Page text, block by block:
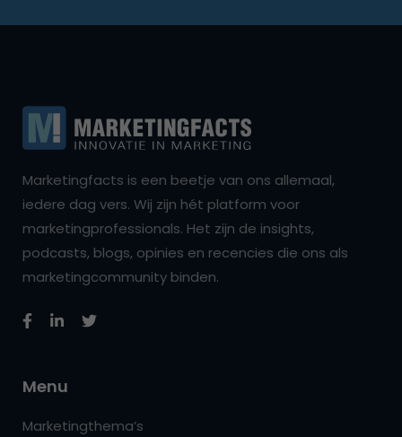
Marketingfacts is een beetje van ons allemaal,
iedere dag vers. Wij zijn hét platform voor
marketingprofessionals. Het zijn de insights,
podcasts, blogs, opinies en recencies die ons als
marketingcommunity binden.
Menu
Marketingthema’s